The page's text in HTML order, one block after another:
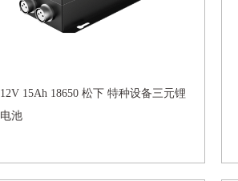
12V 15Ah 18650 松下 特种设备三元锂
电池